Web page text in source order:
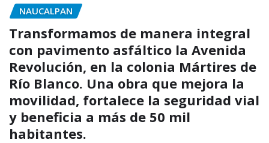
NAUCALPAN
Transformamos de manera integral
con pavimento asfáltico la Avenida
Revolución, en la colonia Mártires de
Río Blanco. Una obra que mejora la
movilidad, fortalece la seguridad vial
y beneficia a más de 50 mil
habitantes.